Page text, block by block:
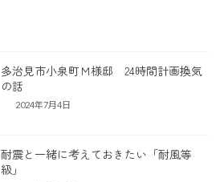
多治見市小泉町Ｍ様邸 24時間計画換気
の話
2024年7月4日
耐震と一緒に考えておきたい「耐風等
級」